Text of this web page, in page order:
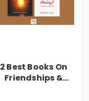
2 Best Books On
Friendships &